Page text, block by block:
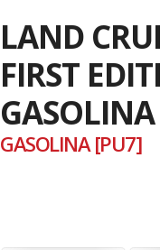
LAND
FIRST
GASOLINA
GASOLINA [PU7]